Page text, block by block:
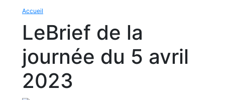
Accueil
LeBrief de la
journée du 5 avril
2023